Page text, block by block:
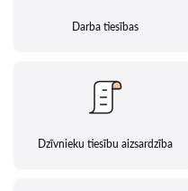
Darba tiesības
Dzīvnieku tiesību aizsardzība